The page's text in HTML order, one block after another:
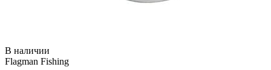
В наличии
Flagman Fishing